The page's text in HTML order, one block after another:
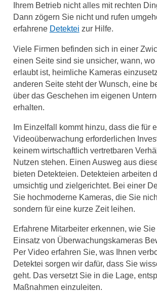
Ihrem Betrieb nicht alles mit rechten
Dann zögern Sie nicht und rufen
erfahrene Detektei zur Hilfe.
Viele Firmen befinden sich in einer
einen Seite sind sie unsicher, wann,
erlaubt ist, heimliche Kameras
anderen Seite steht der Wunsch, eine
über das Geschehen im eigenen
erhalten.
Im Einzelfall kommt hinzu, dass die für
Videoüberwachung erforderlichen
keinem wirtschaftlich vertretbaren
Nutzen stehen. Einen Ausweg aus
bieten Detekteien. Detekteien arbeiten
umsichtig und zielgerichtet. Bei einer
Sie hochmoderne Kameras, die Sie
sondern für eine kurze Zeit leihen.
Erfahrene Mitarbeiter erkennen, wie
Einsatz von Überwachungskameras
Per Video erfahren Sie, was Ihnen
Detektei sorgen wir dafür, dass Sie
geht. Das versetzt Sie in die Lage,
Maßnahmen einzuleiten.